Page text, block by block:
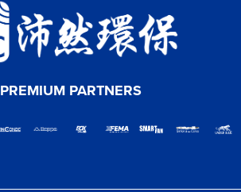
PREMIUM PARTNERS